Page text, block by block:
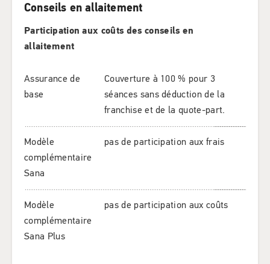
Conseils en allaitement
Participation aux coûts des conseils en
allaitement
Assurance de
base
Couverture à 100 % pour 3
séances sans déduction de la
franchise et de la quote-part.
Modèle
complémentaire
Sana
pas de participation aux frais
Modèle
complémentaire
Sana Plus
pas de participation aux coûts